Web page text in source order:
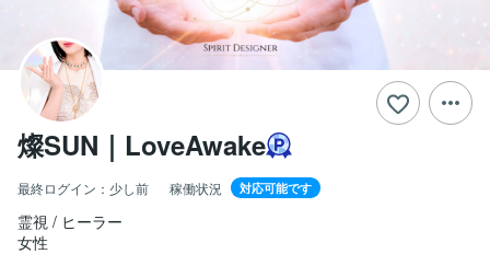
燦SUN｜LoveAwake
最終ログイン： 少し前 稼働状況 対応可能です
霊視 / ヒーラー
女性